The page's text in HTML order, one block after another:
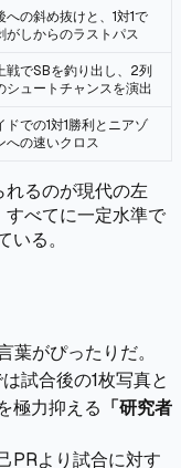
への斜め抜けと、1対1で
がしからのラストパス
戦でSBを釣り出し、2列
シュートチャンスを演出
ドでの1対1勝利とニアゾ
への速いクロス
るのが現代の左
べてに一定水準で
る。
葉がぴったりだ。
試合後の1枚写真と
極力抑える 「研究者
PRより試合に対す